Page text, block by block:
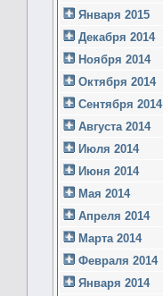
Января 2015
Декабря 2014
Ноября 2014
Октября 2014
Сентября 2014
Августа 2014
Июля 2014
Июня 2014
Мая 2014
Апреля 2014
Марта 2014
Февраля 2014
Января 2014